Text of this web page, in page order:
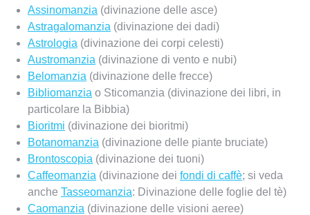
Assinomanzia (divinazione delle asce)
Astragalomanzia (divinazione dei dadi)
Astrologia (divinazione dei corpi celesti)
Austromanzia (divinazione di vento e nubi)
Belomanzia (divinazione delle frecce)
Bibliomanzia o Sticomanzia (divinazione dei libri, in
particolare la Bibbia)
Bioritmi (divinazione dei bioritmi)
Botanomanzia (divinazione delle piante bruciate)
Brontoscopia (divinazione dei tuoni)
Caffeomanzia (divinazione dei fondi di caffè; si veda
anche Tasseomanzia: Divinazione delle foglie del tè)
Caomanzia (divinazione delle visioni aeree)